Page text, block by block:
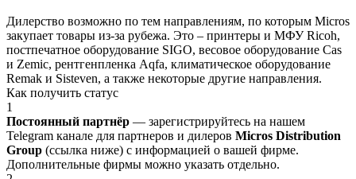
Дилерство возможно по тем направлениям, по которым Micros
закупает товары из-за рубежа. Это – принтеры и МФУ Ricoh,
постпечатное оборудование SIGO, весовое оборудование Cas
и Zemic, рентгенпленка Aqfa, климатическое оборудование
Remak и Sisteven, а также некоторые другие направления.
Как получить статус
1
Постоянный партнёр — зарегистрируйтесь на нашем
Telegram канале для партнеров и дилеров Micros Distribution
Group (ссылка ниже) с информацией о вашей фирме.
Дополнительные фирмы можно указать отдельно.